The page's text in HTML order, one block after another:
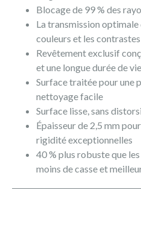
Blocage de 99 % des
La transmission optimale
couleurs et les contrastes
Revêtement exclusif
et une longue durée de vie
Surface traitée pour une
nettoyage facile
Surface lisse, sans
Épaisseur de 2,5 mm
rigidité exceptionnelles
40 % plus robuste que
moins de casse et